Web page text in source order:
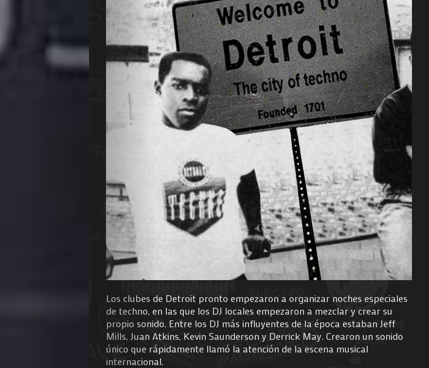
Agenda
Galerie
Los clubes de Detroit pronto empezaron a organizar noches especiales
de techno, en las que los DJ locales empezaron a mezclar y crear su
propio sonido. Entre los DJ más influyentes de la época estaban Jeff
Mills, Juan Atkins, Kevin Saunderson y Derrick May. Crearon un sonido
único que rápidamente llamó la atención de la escena musical
internacional.